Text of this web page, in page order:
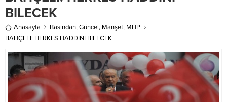
BILECEK
Anasayfa Basından,Güncel, Manşet, MHP
BAHÇELI: HERKES HADDINI BILECEK